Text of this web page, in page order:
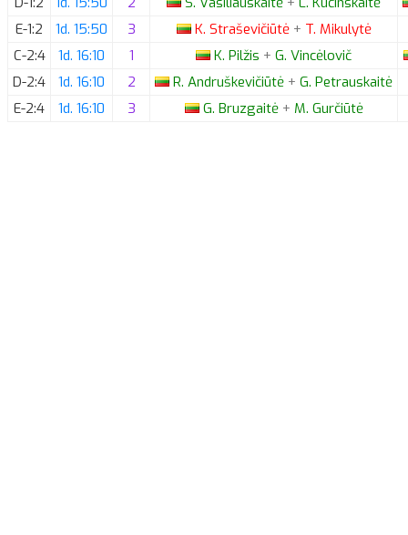
E-1:2
1d. 15:50 3 K. Straševičiūtė + T. Mikulytė
C-2:4
1d. 16:10 1 K. Pilžis + G. Vincėlovič
D-2:4
1d. 16:10 2 R. Andruškevičiūtė + G. Petrauskaitė
E-2:4
1d. 16:10 3 G. Bruzgaitė + M. Gurčiūtė